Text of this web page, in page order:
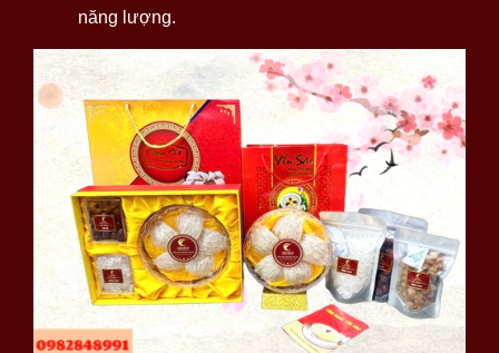
năng lượng.